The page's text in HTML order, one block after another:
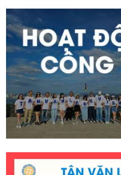
có nhiều thành công
hơn ạ. E cảm ơn